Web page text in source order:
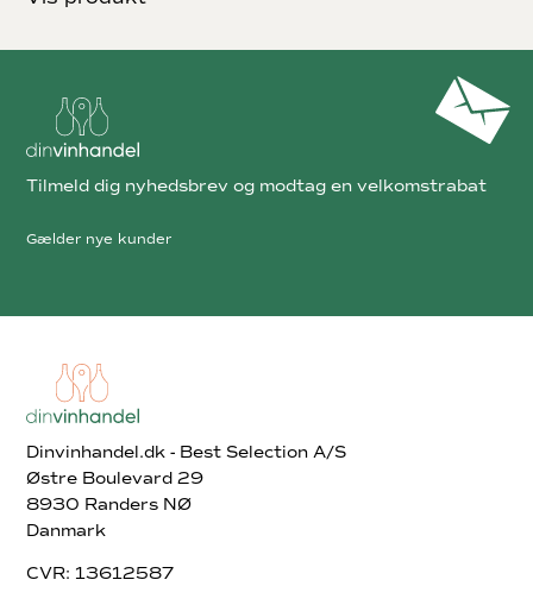
Dinvinhandel.dk - Best Selection A/S
Østre Boulevard 29
8930 Randers NØ
Danmark
CVR: 13612587
Tilmeld dig nyhedsbrev og modtag en velkomstrabat
Gælder nye kunder